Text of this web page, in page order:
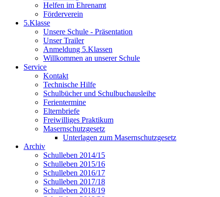
Helfen im Ehrenamt
Förderverein
5.Klasse
Unsere Schule - Präsentation
Unser Trailer
Anmeldung 5.Klassen
Willkommen an unserer Schule
Service
Kontakt
Technische Hilfe
Schulbücher und Schulbuchausleihe
Ferientermine
Elternbriefe
Freiwilliges Praktikum
Masernschutzgesetz
Unterlagen zum Masernschutzgesetz
Archiv
Schulleben 2014/15
Schulleben 2015/16
Schulleben 2016/17
Schulleben 2017/18
Schulleben 2018/19